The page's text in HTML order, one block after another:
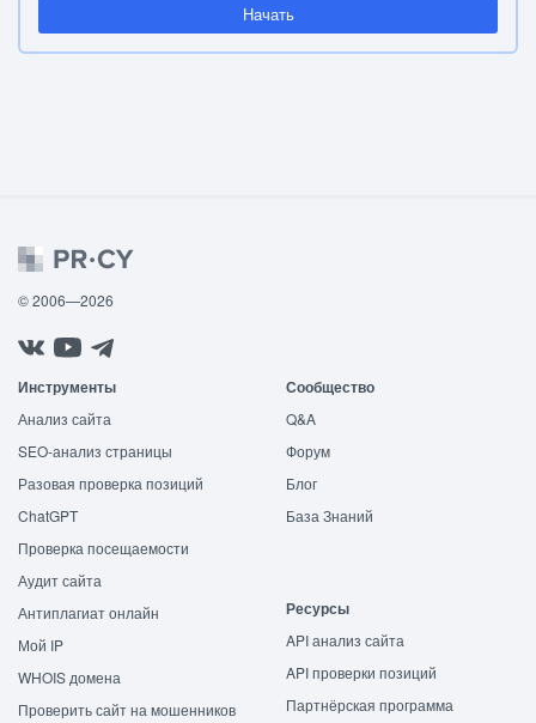
Начать
© 2006—2026
Инструменты
Анализ сайта
SEO-анализ страницы
Разовая проверка позиций
ChatGPT
Проверка посещаемости
Аудит сайта
Антиплагиат онлайн
Мой IP
WHOIS домена
Проверить сайт на мошенников
Сообщество
Q&A
Форум
Блог
База Знаний
Ресурсы
API анализ сайта
API проверки позиций
Партнёрская программа